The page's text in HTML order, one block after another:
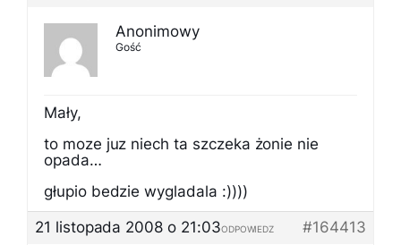
Anonimowy
Gość
Mały,
to moze juz niech ta szczeka żonie nie
opada…
głupio bedzie wygladala :))))
21 listopada 2008 o 21:03
#164413
ODPOWIEDZ